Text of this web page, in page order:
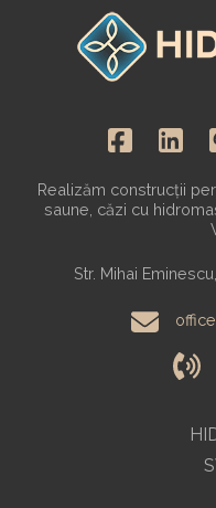
Realizăm construcții
saune, căzi cu
Str. Mihai